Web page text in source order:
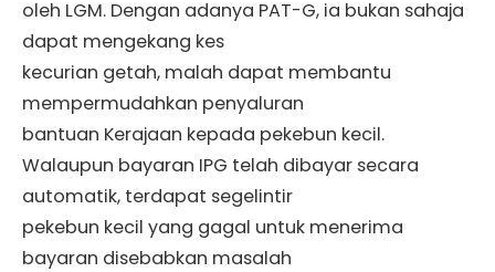
oleh LGM. Dengan adanya PAT-G, ia bukan sahaja
dapat mengekang kes
kecurian getah, malah dapat membantu
mempermudahkan penyaluran
bantuan Kerajaan kepada pekebun kecil.
Walaupun bayaran IPG telah dibayar secara
automatik, terdapat segelintir
pekebun kecil yang gagal untuk menerima
bayaran disebabkan masalah